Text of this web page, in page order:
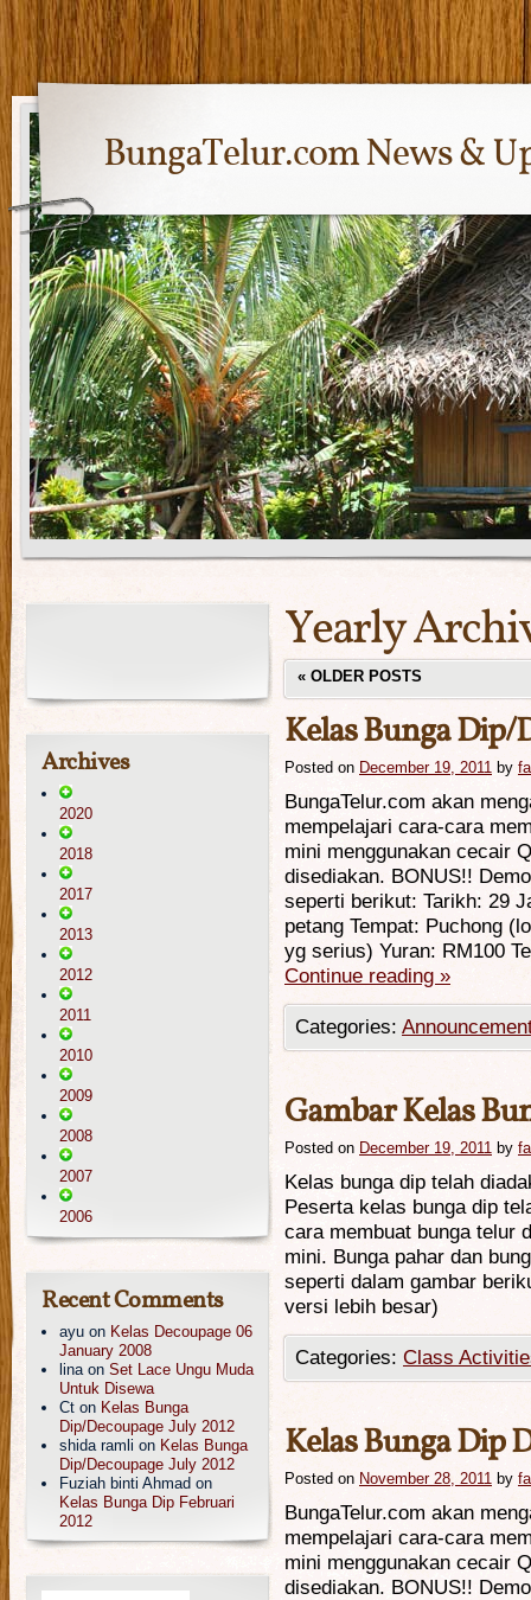
BungaTelur.com News &
Yearly
« OLDER POSTS
Kelas Bunga Dip/
Posted on December 19, 2011 by
BungaTelur.com akan
mempelajari cara-cara
mini menggunakan cecair
disediakan. BONUS!!
seperti berikut: Tarikh: 29
petang Tempat: Puchong
yg serius) Yuran: RM100
Continue reading »
Categories:
Gambar Kelas
Posted on December 19, 2011 by
Kelas bunga dip telah
Peserta kelas bunga dip
cara membuat bunga telur
mini. Bunga pahar dan
seperti dalam gambar
versi lebih besar)
Categories: Class
Kelas Bunga Dip
Posted on November 28, 2011 by
BungaTelur.com akan
mempelajari cara-cara
mini menggunakan cecair
disediakan. BONUS!!
Archives
2020
2018
2017
2013
2012
2011
2010
2009
2008
2007
2006
Recent Comments
ayu on Kelas Decoupage 06
January 2008
linaon Set Lace Ungu Muda
Untuk Disewa
Ct on Kelas Bunga
Dip/Decoupage July 2012
shida ramli on Kelas Bunga
Dip/Decoupage July 2012
Fuziah binti Ahmad on
Kelas Bunga Dip Februari
2012